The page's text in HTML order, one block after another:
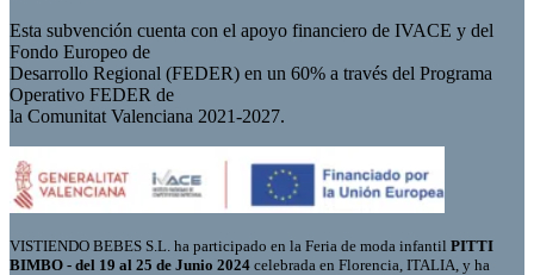
Esta subvención cuenta con el apoyo financiero de IVACE y del
Fondo Europeo de
Desarrollo Regional (FEDER) en un 60% a través del Programa
Operativo FEDER de
la Comunitat Valenciana 2021-2027.
VISTIENDO BEBES S.L. ha participado en la Feria de moda infantil PITTI
BIMBO - del 19 al 25 de Junio 2024 celebrada en Florencia, ITALIA, y ha